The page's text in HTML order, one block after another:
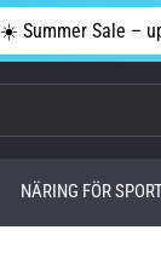
☀️ Summer Sale –
NÄRING FÖR